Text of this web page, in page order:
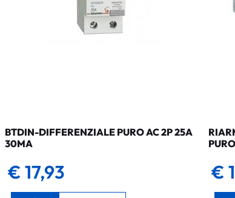
BTDIN-DIFFERENZIALE PURO AC 2P 25A
30MA
€ 17,93 €